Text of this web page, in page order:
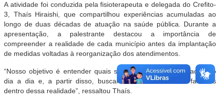
A atividade foi conduzida pela fisioterapeuta e delegada do Crefito-
3, Thaís Hiraishi, que compartilhou experiências acumuladas ao
longo de duas décadas de atuação na saúde pública. Durante a
apresentação, a palestrante destacou a importância de
compreender a realidade de cada município antes da implantação
de medidas voltadas à reorganização dos atendimentos.
“Nosso objetivo é entender quais são os desafios enfrentados no
dia a dia e, a partir disso, buscar medidas cabíveis e factíveis
dentro dessa realidade”, ressaltou Thaís.